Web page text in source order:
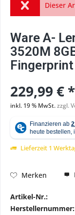
Dieser
Ware A-
3520M
229,99 € *
inkl. 19 % MwSt.zzgl.
Lieferzeit 1
Merken
Artikel-Nr.:
Herstellernummer: